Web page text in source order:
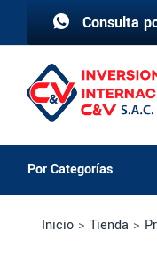
Consulta
Por Categorías
Inicio > Tienda >